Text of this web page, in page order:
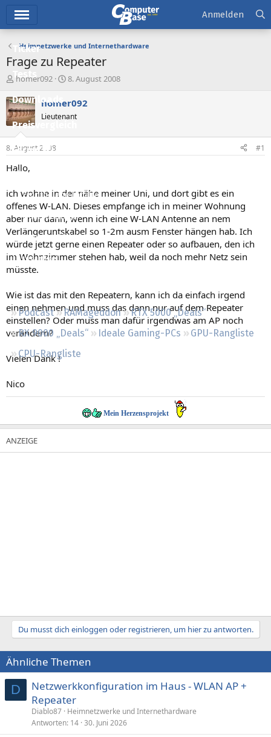
Ticker
Tests
Downloads
Preisvergleich
Forum
Aktuelles
Empfohlene Inhalte
Neue Beiträge
Neueste Aktivitäten
Leserartikel
Podcast RAMageddon
RTX 5000 „Deals“
RX 9000 „Deals“
Ideale Gaming-PCs
GPU-Rangliste
CPU-Rangliste
Anmelden
Heimnetzwerke und Internethardware
Frage zu Repeater
E
s
t
e
l
e
r
homer092
E
s
e
t
8. August 2008
homer092
Lieutenant
8. August 2008 #1
Hallo,
ich wohne in der nähe meiner Uni, und dort gibt es ein
offenes W-LAN. Dieses empfange ich in meiner Wohnung
aber nur dann, wenn ich eine W-LAN Antenne an nem
Verlängeruntskabel so 1-2m ausm Fenster hängen hab. Ich
würde jetzt gerne einen Repeater oder so aufbauen, den ich
im Wohnzimmer stehen hab, weil da noch mehr Netz sein
müsste.
Wie ist das mit den Repeatern, kann ich da einfach irgend
einen nehmen und muss das dann nur auf dem Repeater
einstellen? Oder muss man dafür irgendwas am AP noch
verändern?
Vielen Dank !
Nico
Mein Herzensprojekt
Du musst dich einloggen oder registrieren, um hier zu antworten.
Ähnliche Themen
D
Netzwerkkonfiguration im Haus - WLAN AP +
Repeater
Diablo87 Heimnetzwerke und Internethardware
Antworten 14 30. Juni 2026